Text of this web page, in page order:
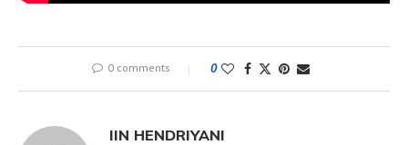
0 comments 0
IIN HENDRIYANI